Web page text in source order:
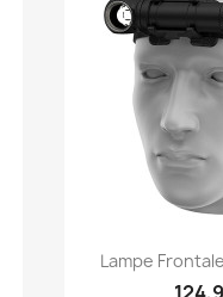

Lampe